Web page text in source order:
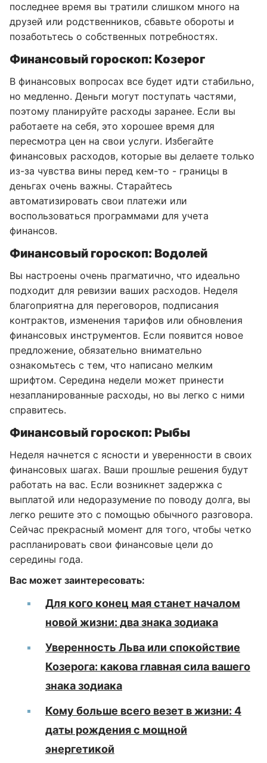
последнее время вы тратили слишком много на
друзей или родственников, сбавьте обороты и
позаботьтесь о собственных потребностях.
Финансовый гороскоп: Козерог
В финансовых вопросах все будет идти стабильно,
но медленно. Деньги могут поступать частями,
поэтому планируйте расходы заранее. Если вы
работаете на себя, это хорошее время для
пересмотра цен на свои услуги. Избегайте
финансовых расходов, которые вы делаете только
из-за чувства вины перед кем-то - границы в
деньгах очень важны. Старайтесь
автоматизировать свои платежи или
воспользоваться программами для учета
финансов.
Финансовый гороскоп: Водолей
Вы настроены очень прагматично, что идеально
подходит для ревизии ваших расходов. Неделя
благоприятна для переговоров, подписания
контрактов, изменения тарифов или обновления
финансовых инструментов. Если появится новое
предложение, обязательно внимательно
ознакомьтесь с тем, что написано мелким
шрифтом. Середина недели может принести
незапланированные расходы, но вы легко с ними
справитесь.
Финансовый гороскоп: Рыбы
Неделя начнется с ясности и уверенности в своих
финансовых шагах. Ваши прошлые решения будут
работать на вас. Если возникнет задержка с
выплатой или недоразумение по поводу долга, вы
легко решите это с помощью обычного разговора.
Сейчас прекрасный момент для того, чтобы четко
распланировать свои финансовые цели до
середины года.
Вас может заинтересовать:
Для кого конец мая станет началом
новой жизни: два знака зодиака
Уверенность Льва или спокойствие
Козерога: какова главная сила вашего
знака зодиака
Кому больше всего везет в жизни: 4
даты рождения с мощной
энергетикой